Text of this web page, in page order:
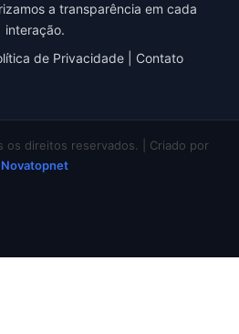
a transparência em cada
interação.
de Privacidade Contato
os direitos reservados. | Criado por
Novatopnet